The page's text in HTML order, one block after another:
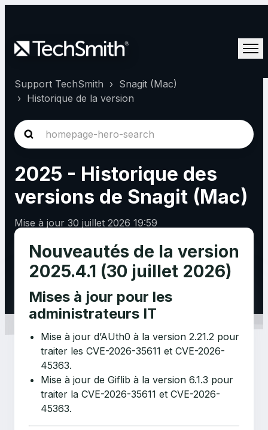
Support TechSmith
Snagit (Mac)
Historique de la version
2025 - Historique des
versions de Snagit (Mac)
Mise à jour 30 juillet 2026 19:59
Nouveautés de la version
2025.4.1 (30 juillet 2026)
Mises à jour pour les
administrateurs IT
Mise à jour d’AUth0 à la version 2.21.2 pour
traiter les CVE-2026-35611 et CVE-2026-
45363.
Mise à jour de Giflib à la version 6.1.3 pour
traiter la CVE-2026-35611 et CVE-2026-
45363.